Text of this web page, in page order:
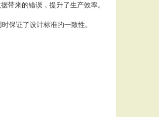
带来的错误，提升了生产效率。
保证了设计标准的一致性。